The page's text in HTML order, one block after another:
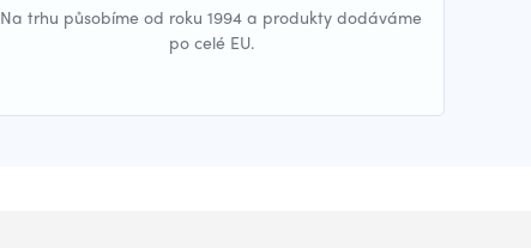
Na trhu působíme od roku 1994 a produkty dodáváme
po celé EU.